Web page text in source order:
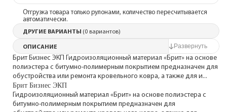
Отгрузка товара только рулонами, количество пересчитывается
автоматически.
ДРУГИЕ ВАРИАНТЫ (0 вариантов)
ОПИСАНИЕ
Брит Бизнес ЭКП Гидроизоляционный материал «Брит» на основе
полиэстера с битумно-полимерным покрытием предназначен для
обустройства или ремонта кровельного ковра, а также для и...
Брит Бизнес ЭКП
Гидроизоляционный материал «Брит» на основе полиэстера с
битумно-полимерным покрытием предназначен для